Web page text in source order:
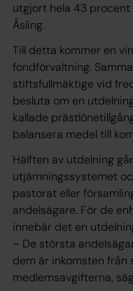
utgjort hela 43 procent
Åsling.
Till detta kommer en
fondförvaltning.
stiftsfullmäktige vid
besluta om en
kallade
balansera medel till
Hälften av utdelning
utjämningssystemet
pastorat eller
andelsägare. För de
innebär det en
– De största
dem är inkomsten från
medlemsavgifterna,